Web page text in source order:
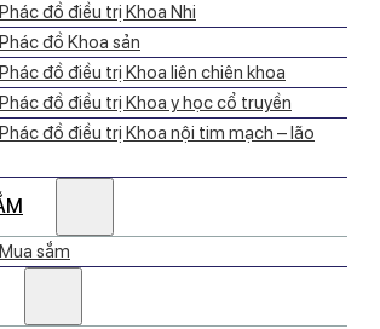
Phác đồ điều trị Khoa Nhi
Phác đồ Khoa sản
Phác đồ điều trị Khoa liên chiên khoa
Phác đồ điều trị Khoa y học cổ truyền
Phác đồ điều trị Khoa nội tim mạch – lão
Mua sắm